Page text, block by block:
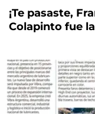
¡Te pasaste,
Colapinto fue